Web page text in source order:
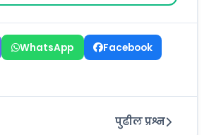
WhatsApp
Facebook
पुढील प्रश्न